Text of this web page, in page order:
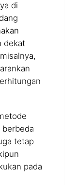
di
dekat
tetap
pada